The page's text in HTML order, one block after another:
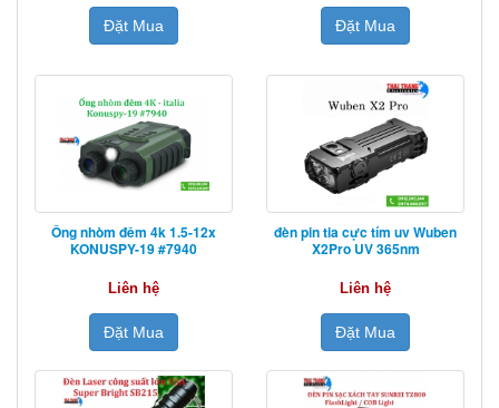
Đặt Mua Đặt Mua
Ống nhòm đêm 4k 1.5-12x
KONUSPY-19 #7940
Liên hệ
Đặt Mua
đèn pin tia cực tím uv Wuben
X2Pro UV 365nm
Liên hệ
Đặt Mua